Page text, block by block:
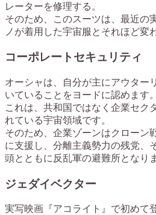
レーターを修理する。
そのため、このスーツは、最近の
ノが着用した宇宙服とそれほど変
コーポレートセキュリティ
オーシャは、自分が主にアウター
いていることをヨードに認めます。
これは、共和国ではなく企業セク
れている宇宙領域です。
そのため、企業ゾーンはクローン
に支援し、分離主義勢力の残党、
頭とともに反乱軍の避難所となり
ジェダイベクター
実写映画『アコライト』で初めて